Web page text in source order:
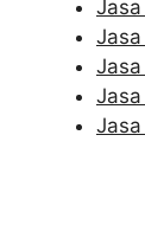
Jasa